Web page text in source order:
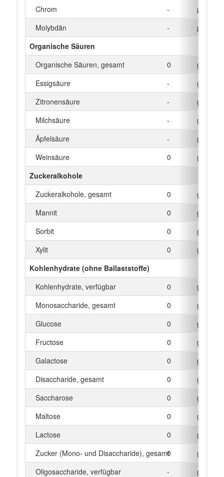
Chrom -
µg
Molybdän
-
µg
Organische Säuren
Organische Säuren, gesamt
0
g
Essigsäure
-
g
Zitronensäure
-
g
Milchsäure
-
g
Äpfelsäure
-
g
Weinsäure
0
g
Zuckeralkohole
Zuckeralkohole, gesamt
0
g
Mannit
0
g
Sorbit
0
g
Xylit
0
g
Kohlenhydrate (ohne Ballaststoffe)
Kohlenhydrate, verfügbar
0
g
Monosaccharide, gesamt
0
g
Glucose
0
g
Fructose
0
g
Galactose
0
g
Disaccharide, gesamt
0
g
Saccharose
0
g
Maltose
0
g
Lactose
0
g
Zucker (Mono- und Disaccharide), gesamt0
g
Oligosaccharide, verfügbar
-
g